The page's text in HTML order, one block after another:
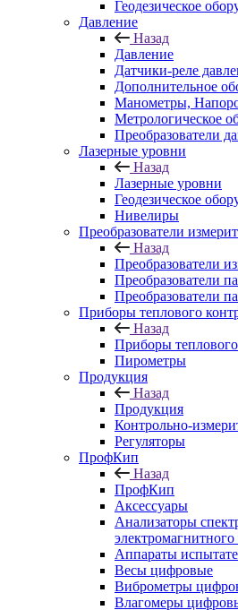
Геодезическое
Давление
Назад
Давление
Датчики-реле
Дополнительное
Манометры,
Метрологическое
Преобразователи
Лазерные уровни
Назад
Лазерные уровни
Геодезическое
Нивелиры
Преобразователи
Назад
Преобразователи
Преобразователи
Преобразователи
Приборы теплового
Назад
Приборы
Пирометры
Продукция
Назад
Продукция
Контрольно-
Регуляторы
ПрофКип
Назад
ПрофКип
Аксессуары
Анализаторы
электромагнитного
Аппараты
Весы цифровые
Виброметры
Влагомеры